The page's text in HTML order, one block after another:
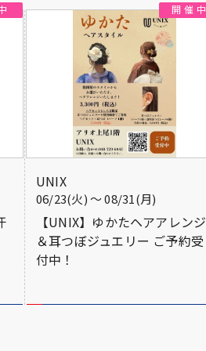
UNIX
06/23(火) 〜 08/31(月)
【UNIX】ゆかたヘアアレンジ
＆耳つぼジュエリー ご予約受
付中！